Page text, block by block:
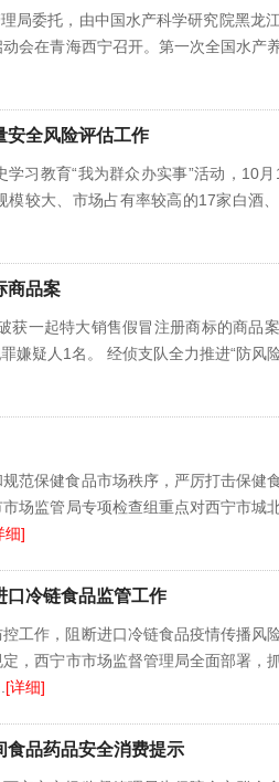
局委托，由中国水产科学研究院黑龙
会在青海西宁召开。第一次全国水产
安全风险评估工作
习教育“我为群众办实事”活动，10
较大、市场占有率较高的17家白酒
商品案
获一起特大销售假冒注册商标的商品
嫌疑人1名。 经侦支队全力推进“防风
范保健食品市场秩序，严厉打击保健
场监管局专项检查组重点对西宁市城
细]
口冷链食品监管工作
工作，阻断进口冷链食品疫情传播风
，西宁市市场监督管理局全面部署，
[详细]
食品药品安全消费提示